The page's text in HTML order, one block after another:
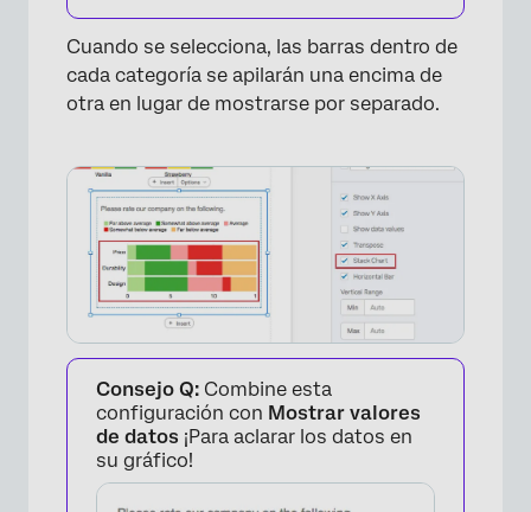
×
Cuando se selecciona, las barras dentro de
cada categoría se apilarán una encima de
otra en lugar de mostrarse por separado.
Consejo Q: Combine esta
configuración con Mostrar valores
de datos ¡Para aclarar los datos en
su gráfico!